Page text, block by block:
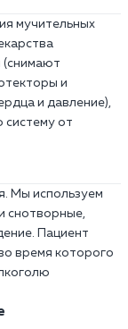
мучительных
(снимают
и
и давление),
от
Мы используем
снотворные,
Пациент
время которого